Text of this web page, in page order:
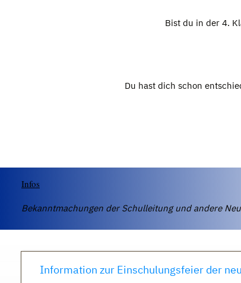
Bist du in der 4.
Du hast dich schon
Infos
Bekanntmachungen der Schulleitung und andere
Information zur Einschulungsfeier der